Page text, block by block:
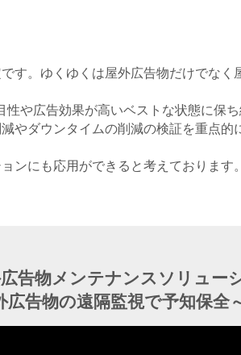
す。ゆくゆくは屋外広告物だけでな
や広告効果が高いベストな状態に保
やダウンタイムの削減の検証を重点
ンにも応用ができると考えておりま
告物メンテナンスソリュー
広告物の遠隔監視で予知保全